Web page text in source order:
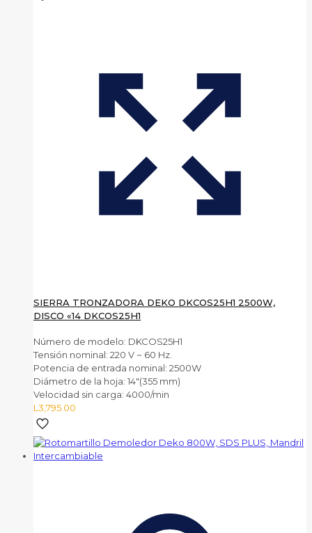
SIERRA TRONZADORA DEKO DKCOS25H1 2500W,
DISCO «14 DKCOS25H1
Número de modelo: DKCOS25H1
Tensión nominal: 220 V ~ 60 Hz.
Potencia de entrada nominal: 2500W
Diámetro de la hoja: 14″(355 mm)
Velocidad sin carga: 4000/min
L 3,795.00